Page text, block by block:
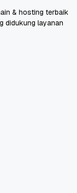
& hosting terbaik
didukung layanan